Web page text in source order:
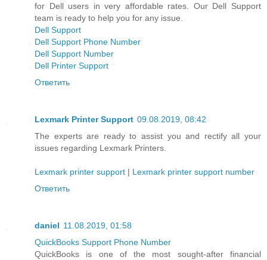
for Dell users in very affordable rates. Our Dell Support
team is ready to help you for any issue.
Dell Support
Dell Support Phone Number
Dell Support Number
Dell Printer Support
Ответить
Lexmark Printer Support 09.08.2019, 08:42
The experts are ready to assist you and rectify all your
issues regarding Lexmark Printers.
Lexmark printer support | Lexmark printer support number
Ответить
daniel 11.08.2019, 01:58
QuickBooks Support Phone Number
QuickBooks is one of the most sought-after financial